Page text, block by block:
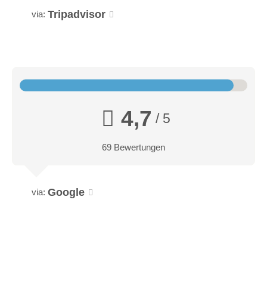
via: Tripadvisor
4,7 / 5
69 Bewertungen
via: Google